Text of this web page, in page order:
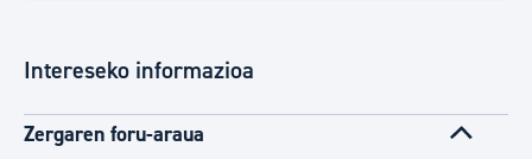
Intereseko informazioa
Zergaren foru-araua